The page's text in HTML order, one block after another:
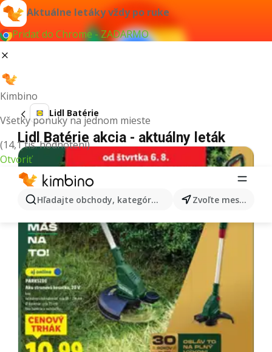
Aktuálne letáky vždy po ruke
Pridať do Chrome - ZADARMO
Kimbino
Všetky ponuky na jednom mieste
(14,1 tis. hodnotení)
Otvoriť
Hľadajte obchody, kategórie, produkty... Zvoľte mesto
Lidl Batérie
Lidl Batérie akcia - aktuálny leták